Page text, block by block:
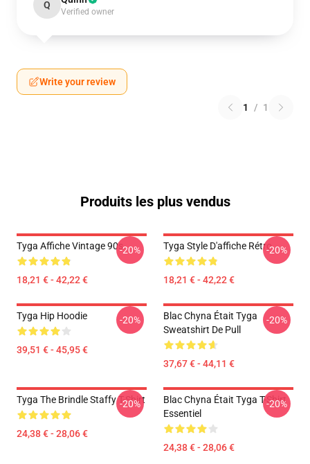
Q
Verified owner
Write your review
1 / 1
Produits les plus vendus
Tyga Affiche Vintage 90s
18,21 € - 42,22 €
-20% Tyga Style D'affiche Rétro
18,21 € - 42,22 €
-20%
Tyga Hip Hoodie
39,51 € - 45,95 €
-20%
Blac Chyna Était Tyga
Sweatshirt De Pull
37,67 € - 44,11 €
-20%
Tyga The Brindle Staffy T-Shirt
24,38 € - 28,06 €
-20%
Blac Chyna Était Tyga T-Shirt
Essentiel
24,38 € - 28,06 €
-20%